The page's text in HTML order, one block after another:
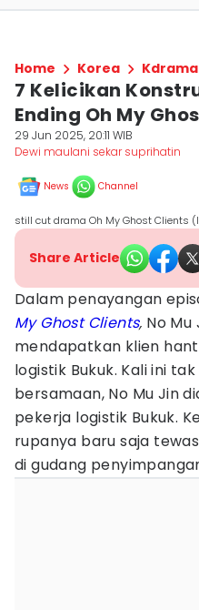
Home Korea Kdrama
7 Kelicikan
Ending Oh My
29 Jun 2025, 20:11 WIB
Dewi maulani sekar suprihatin
News Channel
still cut drama Oh My Ghost Clients
Share Article
Dalam penayangan
My Ghost Clients, No Mu
mendapatkan klien
logistik Bukuk. Kali ini
bersamaan, No Mu Jin
pekerja logistik Bukuk.
rupanya baru saja
di gudang